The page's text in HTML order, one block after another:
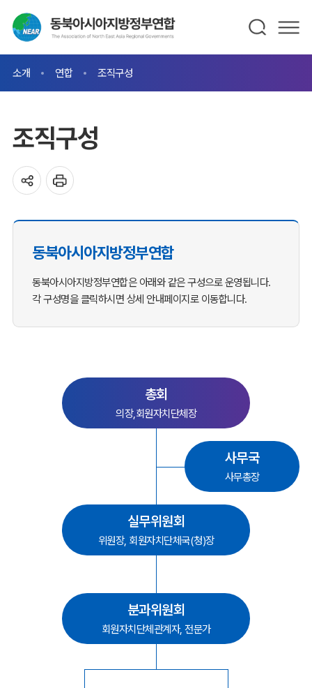
소개 연합 조직구성
조직구성
동북아시아지방정부연합
동북아시아지방정부연합은 아래와 같은 구성으로 운영됩니다.
각 구성명을 클릭하시면 상세 안내페이지로 이동합니다.
총회
의장,회원자치단체장
사무국
사무총장
실무위원회
위원장, 회원자치단체국(청)장
분과위원회
회원자치단체관계자, 전문가